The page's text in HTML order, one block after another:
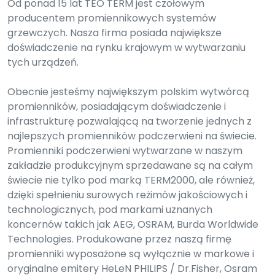
Od ponad 15 lat TEO TERM jest czołowym
producentem promiennikowych systemów
grzewczych. Nasza firma posiada największe
doświadczenie na rynku krajowym w wytwarzaniu
tych urządzeń.
Obecnie jesteśmy największym polskim wytwórcą
promienników, posiadającym doświadczenie i
infrastrukturę pozwalającą na tworzenie jednych z
najlepszych promienników podczerwieni na świecie.
Promienniki podczerwieni wytwarzane w naszym
zakładzie produkcyjnym sprzedawane są na całym
świecie nie tylko pod marką TERM2000, ale również,
dzięki spełnieniu surowych reżimów jakościowych i
technologicznych, pod markami uznanych
koncernów takich jak AEG, OSRAM, Burda Worldwide
Technologies. Produkowane przez naszą firmę
promienniki wyposażone są wyłącznie w markowe i
oryginalne emitery HeLeN PHILIPS / Dr.Fisher, Osram